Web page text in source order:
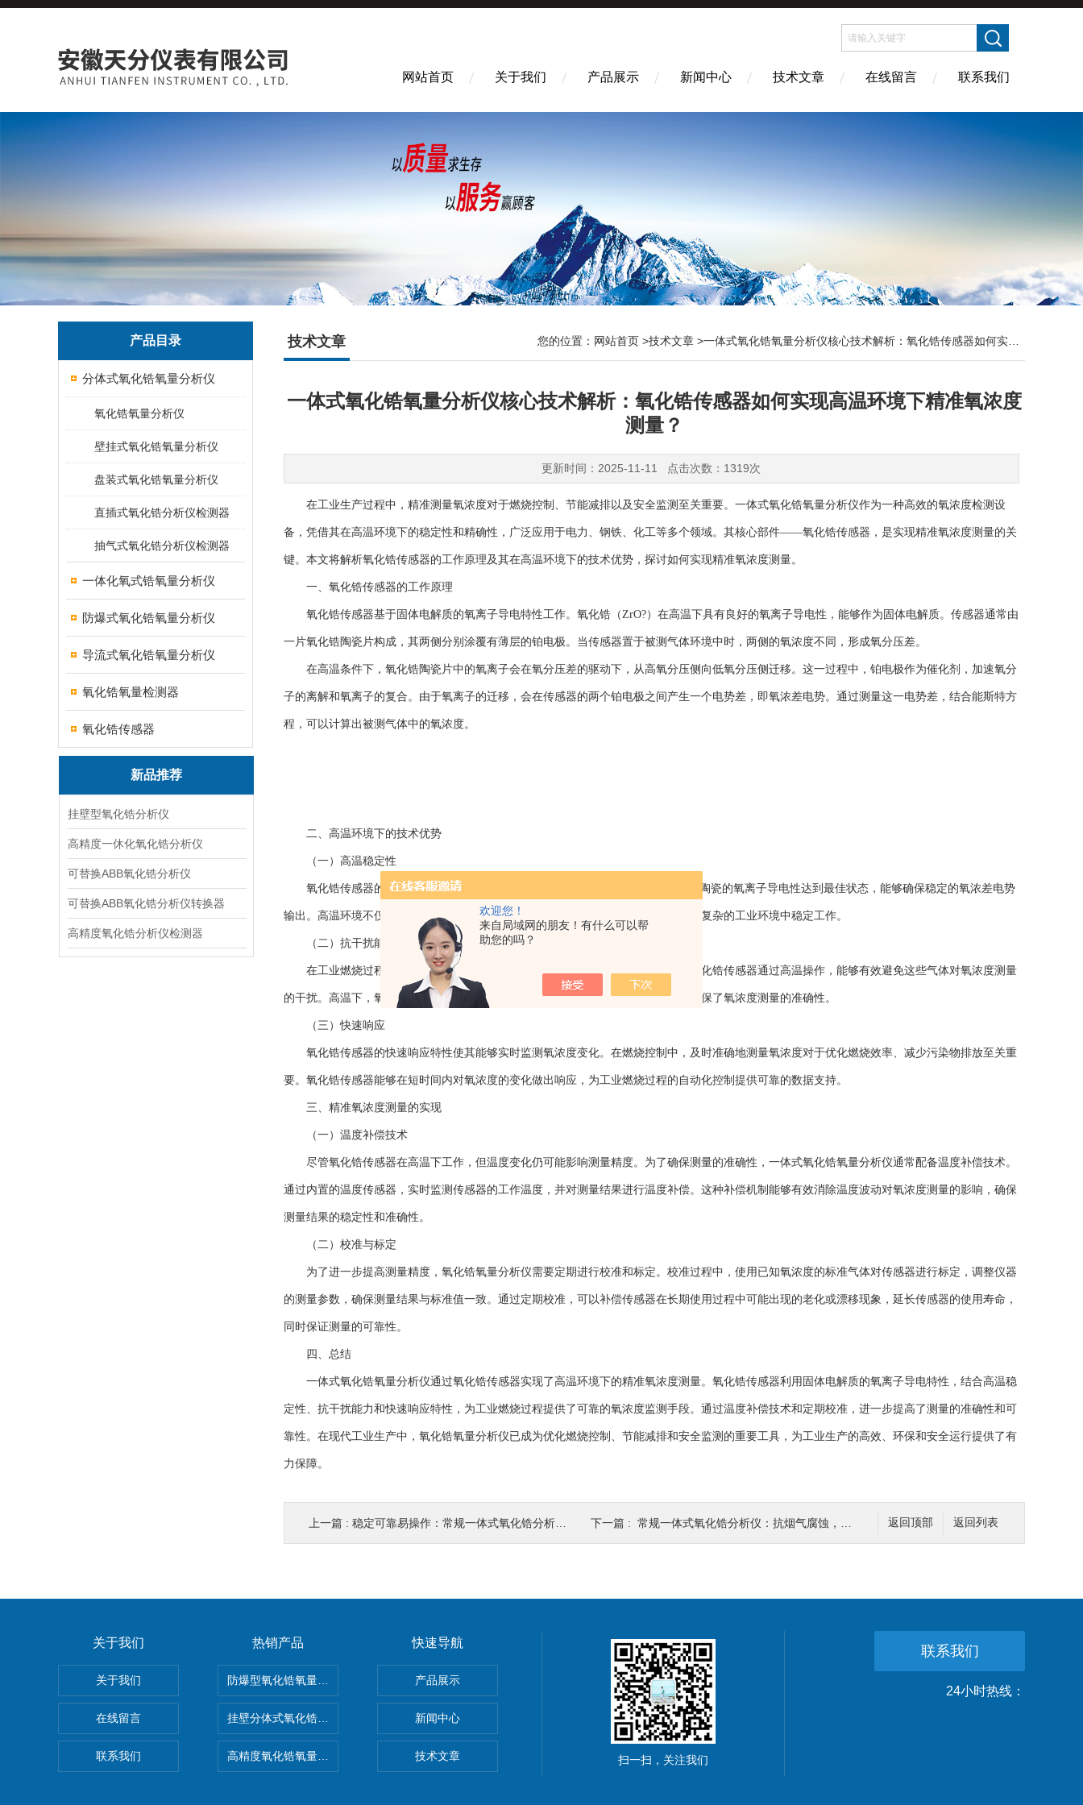
欢迎您！
来自局域网的朋友！有什么可以帮
助您的吗？
网站首页 关于我们 产品展示 新闻中心 技术文章 在线留言 联系我们
产品目录
分体式氧化锆氧量分析仪
氧化锆氧量分析仪
壁挂式氧化锆氧量分析仪
盘装式氧化锆氧量分析仪
直插式氧化锆分析仪检测器
抽气式氧化锆分析仪检测器
一体化氧式锆氧量分析仪
防爆式氧化锆氧量分析仪
导流式氧化锆氧量分析仪
氧化锆氧量检测器
氧化锆传感器
新品推荐
挂壁型氧化锆分析仪
高精度一休化氧化锆分析仪
可替换ABB氧化锆分析仪
可替换ABB氧化锆分析仪转换器
高精度氧化锆分析仪检测器
技术文章 您的位置： 网站首页 >技术文章 >一体式氧化锆氧量分析仪核心技术解析：氧化锆传感器如何实现高温环境下精准氧浓度测量？
一体式氧化锆氧量分析仪核心技术解析：氧化锆传感器如何实现高温环境下精准氧浓度
测量？
更新时间：2025-11-11 点击次数：1319次
在工业生产过程中，精准测量氧浓度对于燃烧控制、节能减排以及安全监测至关重要。一体式氧化锆氧量分析仪作为一种高效的氧浓度检测设
备，凭借其在高温环境下的稳定性和精确性，广泛应用于电力、钢铁、化工等多个领域。其核心部件——氧化锆传感器，是实现精准氧浓度测量的关
键。本文将解析氧化锆传感器的工作原理及其在高温环境下的技术优势，探讨如何实现精准氧浓度测量。
一、氧化锆传感器的工作原理
氧化锆传感器基于固体电解质的氧离子导电特性工作。氧化锆（ZrO?）在高温下具有良好的氧离子导电性，能够作为固体电解质。传感器通常由
一片氧化锆陶瓷片构成，其两侧分别涂覆有薄层的铂电极。当传感器置于被测气体环境中时，两侧的氧浓度不同，形成氧分压差。
在高温条件下，氧化锆陶瓷片中的氧离子会在氧分压差的驱动下，从高氧分压侧向低氧分压侧迁移。这一过程中，铂电极作为催化剂，加速氧分
子的离解和氧离子的复合。由于氧离子的迁移，会在传感器的两个铂电极之间产生一个电势差，即氧浓差电势。通过测量这一电势差，结合能斯特方
程，可以计算出被测气体中的氧浓度。
二、高温环境下的技术优势
（一）高温稳定性
氧化锆传感器的工作温度通常在600℃至850℃之间。在这个温度区间内，氧化锆陶瓷的氧离子导电性达到最佳状态，能够确保稳定的氧浓差电势
输出。高温环境不仅提高了传感器的响应速度，还增强了其抗干扰能力，使其能够在复杂的工业环境中稳定工作。
（二）抗干扰能力
在工业燃烧过程中，烟气中常常含有多种气体成分，如二氧化碳、水蒸气等。氧化锆传感器通过高温操作，能够有效避免这些气体对氧浓度测量
的干扰。高温下，氧化锆陶瓷片的氧离子导电性专一性强，只对氧分子敏感，从而确保了氧浓度测量的准确性。
（三）快速响应
氧化锆传感器的快速响应特性使其能够实时监测氧浓度变化。在燃烧控制中，及时准确地测量氧浓度对于优化燃烧效率、减少污染物排放至关重
要。氧化锆传感器能够在短时间内对氧浓度的变化做出响应，为工业燃烧过程的自动化控制提供可靠的数据支持。
三、精准氧浓度测量的实现
（一）温度补偿技术
尽管氧化锆传感器在高温下工作，但温度变化仍可能影响测量精度。为了确保测量的准确性，一体式氧化锆氧量分析仪通常配备温度补偿技术。
通过内置的温度传感器，实时监测传感器的工作温度，并对测量结果进行温度补偿。这种补偿机制能够有效消除温度波动对氧浓度测量的影响，确保
测量结果的稳定性和准确性。
（二）校准与标定
为了进一步提高测量精度，氧化锆氧量分析仪需要定期进行校准和标定。校准过程中，使用已知氧浓度的标准气体对传感器进行标定，调整仪器
的测量参数，确保测量结果与标准值一致。通过定期校准，可以补偿传感器在长期使用过程中可能出现的老化或漂移现象，延长传感器的使用寿命，
同时保证测量的可靠性。
四、总结
一体式氧化锆氧量分析仪通过氧化锆传感器实现了高温环境下的精准氧浓度测量。氧化锆传感器利用固体电解质的氧离子导电特性，结合高温稳
定性、抗干扰能力和快速响应特性，为工业燃烧过程提供了可靠的氧浓度监测手段。通过温度补偿技术和定期校准，进一步提高了测量的准确性和可
靠性。在现代工业生产中，氧化锆氧量分析仪已成为优化燃烧控制、节能减排和安全监测的重要工具，为工业生产的高效、环保和安全运行提供了有
力保障。
返回列表
返回顶部
上一篇 : 稳定可靠易操作：常规一体式氧化锆分析仪的核心特点与应用场景 下一篇 : 常规一体式氧化锆分析仪：抗烟气腐蚀，不用频繁换探头，维护成本低
关于我们
关于我们
在线留言
联系我们
热销产品
防爆型氧化锆氧量分析仪
挂壁分体式氧化锆分析仪
高精度氧化锆氧量分析仪转换器
快速导航
产品展示
新闻中心
技术文章 扫一扫，关注我们
联系我们
24小时热线：